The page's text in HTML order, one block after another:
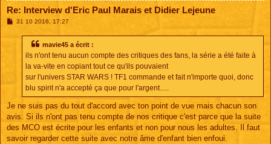
Re: Interview d'Eric Paul Marais et Didier Lejeune
M31 10 2016, 17:27
mavie45 a écrit :
ils n'ont tenu aucun compte des critiques des fans, la série a été faite à
la va-vite en copiant tout ce qu'ils pouvaient
sur l'univers STAR WARS ! TF1 commande et fait n'importe quoi, donc
blu spirit n'a accepté ça que pour l'argent.....
Je ne suis pas du tout d'accord avec ton point de vue mais chacun son
avis. Si ils n'ont pas tenu compte de nos critique c'est parce que la suite
des MCO est écrite pour les enfants et non pour nous les adultes. Il faut
savoir regarder cette suite avec notre âme d'enfant bien enfoui.